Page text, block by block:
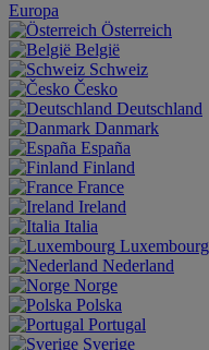
Europa
Österreich
België
Schweiz
Česko
Deutschland
Danmark
España
Finland
France
Ireland
Italia
Luxembourg
Nederland
Norge
Polska
Portugal
Sverige